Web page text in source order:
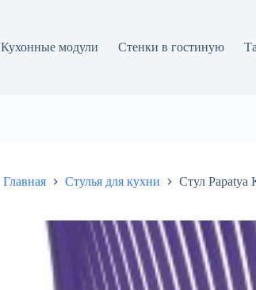
Кухонные модули Стенки в гостиную
Главная Стулья для кухни Стул Papatya